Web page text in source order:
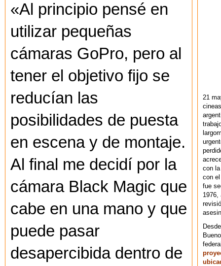
«Al principio pensé en
utilizar pequeñas
cámaras GoPro, pero al
tener el objetivo fijo se
reducían las
posibilidades de puesta
en escena y de montaje.
Al final me decidí por la
cámara Black Magic que
cabe en una mano y que
puede pasar
desapercibida dentro de
21
con
con
fue
1976,